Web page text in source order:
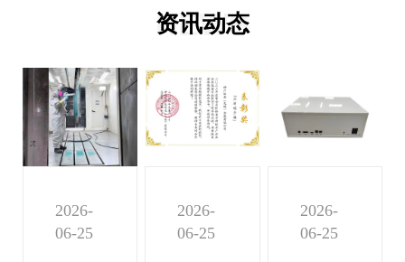
资讯动态
NEWS
2026-
06-25
2026-
06-25
2026-
06-25